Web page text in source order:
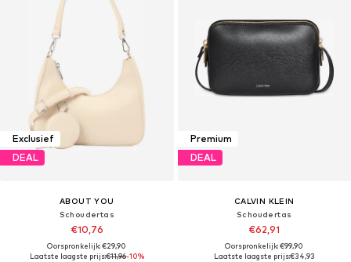
Exclusief
DEAL
ABOUT YOU
Schoudertas
€10,76
Oorspronkelijk: €29,90
Laatste laagste prijs:€11,96-10%
Premium
DEAL
CALVIN KLEIN
Schoudertas
€62,91
Oorspronkelijk: €99,90
Laatste laagste prijs:€34,93